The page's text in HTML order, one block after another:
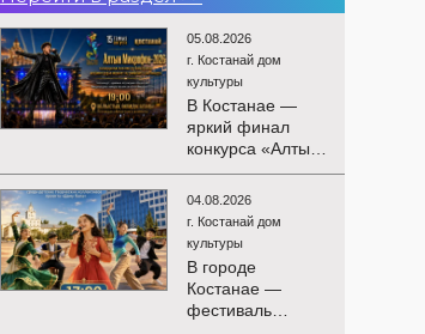
05.08.2026
г. Костанай дом
культуры
В Костанае —
яркий финал
конкурса «Алтын
Микрофон-2026»!
15 августа
состоятся
церемония
награждения
победителей и
гала-концерт
Международного
04.08.2026
г. Костанай дом
культуры
В городе
Костанае —
фестиваль